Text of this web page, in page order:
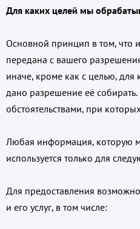
Для каких целей мы
Основной принцип в том, что
передана с вашего
иначе, кроме как с целью,
дано разрешение её собирать.
обстоятельствами, при
Любая информация, которую
используется только для
Для предоставления
и его услуг, в том числе: